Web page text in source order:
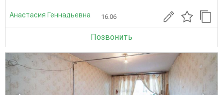
Анастасия Геннадьевна 16.06
Позвонить